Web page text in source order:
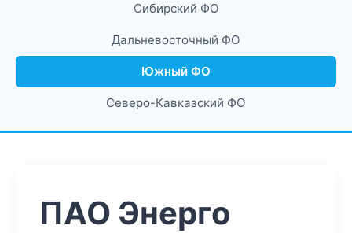
Сибирский ФО
Дальневосточный ФО
Южный ФО
Северо-Кавказский ФО
ПАО Энерго